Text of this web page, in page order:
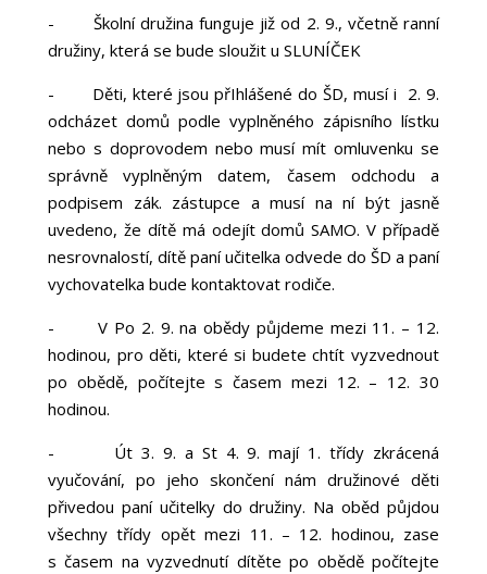
- Školní družina funguje již od 2. 9., včetně ranní
družiny, která se bude sloužit u SLUNÍČEK
- Děti, které jsou přIhlášené do ŠD, musí i 2. 9.
odcházet domů podle vyplněného zápisního lístku
nebo s doprovodem nebo musí mít omluvenku se
správně vyplněným datem, časem odchodu a
podpisem zák. zástupce a musí na ní být jasně
uvedeno, že dítě má odejít domů SAMO. V případě
nesrovnalostí, dítě paní učitelka odvede do ŠD a paní
vychovatelka bude kontaktovat rodiče.
-V Po 2. 9. na obědy půjdeme mezi 11. – 12.
hodinou, pro děti, které si budete chtít vyzvednout
po obědě, počítejte s časem mezi 12. – 12. 30
hodinou.
- Út 3. 9. a St 4. 9. mají 1. třídy zkrácená
vyučování, po jeho skončení nám družinové děti
přivedou paní učitelky do družiny. Na oběd půjdou
všechny třídy opět mezi 11. – 12. hodinou, zase
s časem na vyzvednutí dítěte po obědě počítejte